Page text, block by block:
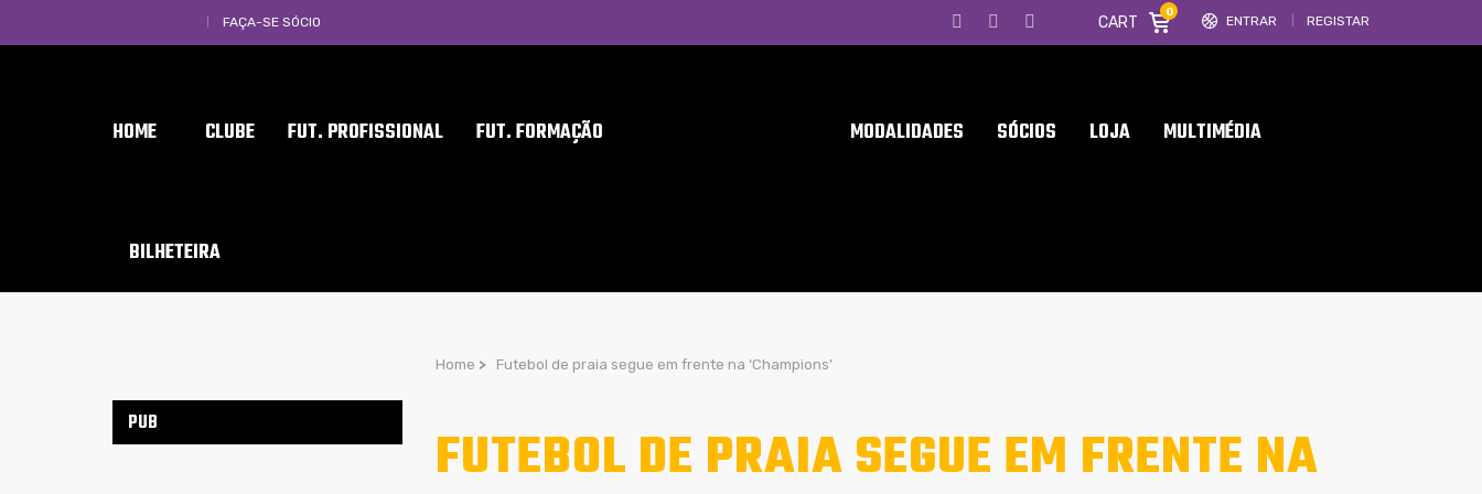
FAÇA-SE SÓCIO ENTRAR REGISTAR
CART
0
HOME CLUBE FUT. PROFISSIONAL FUT. FORMAÇÃO MODALIDADES SÓCIOS LOJA MULTIMÉDIA
BILHETEIRA
Home > Futebol de praia segue em frente na ‘Champions’
FUTEBOL DE PRAIA SEGUE EM FRENTE NA
PUB